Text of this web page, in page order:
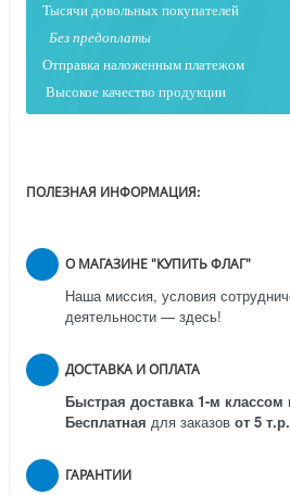
Тысячи довольных покупателей
Без предоплаты
Отправка наложенным платежом
Высокое качество продукции
ПОЛЕЗНАЯ ИНФОРМАЦИЯ:
О МАГАЗИНЕ "КУПИТЬ ФЛАГ"
Наша миссия, условия
деятельности — здесь!
ДОСТАВКА И ОПЛАТА
Быстрая доставка 1-м классом
Бесплатная для заказов от 5 т.р.
ГАРАНТИИ